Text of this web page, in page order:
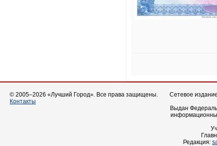
© 2005–2026 «Лучший Город». Все права защищены.
Контакты
Сетевое
Выдан
Редакция: